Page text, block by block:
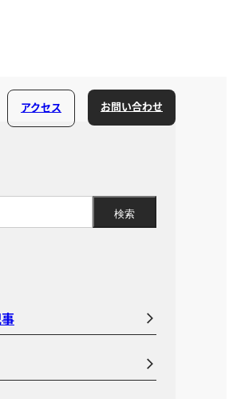
アクセス お問い合わせ